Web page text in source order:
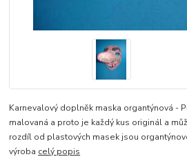
Karnevalový doplněk maska organtýnová -
malovaná a proto je každý kus originál a
rozdíl od plastových masek jsou
výroba celý popis